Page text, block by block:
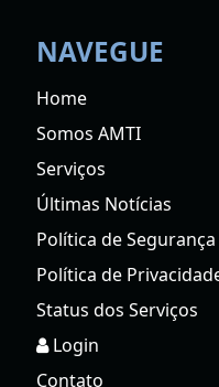
NAVEGUE
Home
Somos AMTI
Serviços
Últimas Notícias
Política de
Política de
Status dos Serviços
Login
Contato